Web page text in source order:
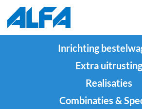
Inrichting
Extra uitrusting
Realisaties
Combinaties &